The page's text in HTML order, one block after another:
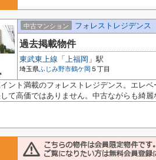
中古マンション フォレストレジデンス
過去掲載物件
東武東上線 「 上福岡 」駅
埼玉県ふじみ野市鶴ケ岡 ５丁目
ント満載のフォレストレジデンス。エレ
て高価ではありません。中古ながらも綺